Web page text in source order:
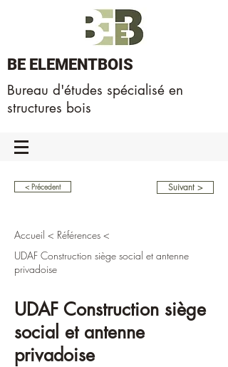
BE ELEMENTBOIS
Bureau d'études spécialisé en
structures bois
< Précedent Suivant >
Accueil < Références <
UDAF Construction siège social et antenne
privadoise
UDAF Construction siège
social et antenne
privadoise